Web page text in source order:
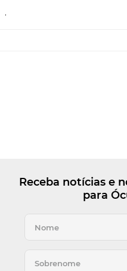
.
Receba notícias e
para